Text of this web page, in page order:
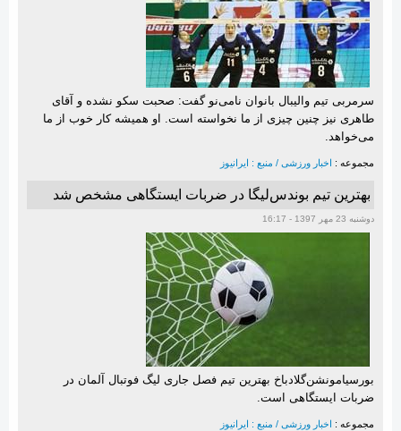
سرمربی تیم والیبال بانوان نامی‌نو گفت: صحبت سکو نشده و آقای
طاهری نیز چنین چیزی از ما نخواسته است. او همیشه کار خوب از ما
می‌خواهد.
مجموعه : اخبار ورزشی / منبع : ایرانیوز
بهترین تیم بوندس‌لیگا در ضربات ایستگاهی مشخص شد
دوشنبه 23 مهر 1397 - 16:17
بورسیامونشن‌گلادباخ بهترین تیم فصل جاری لیگ فوتبال آلمان در
ضربات ایستگاهی است.
مجموعه : اخبار ورزشی / منبع : ایرانیوز